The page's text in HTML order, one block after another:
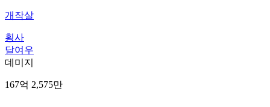
개작살
횡사
달여우
데미지
167억 2,575만